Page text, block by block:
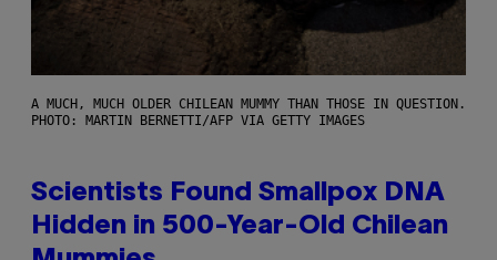
A MUCH, MUCH OLDER CHILEAN MUMMY THAN THOSE IN QUESTION.
PHOTO: MARTIN BERNETTI/AFP VIA GETTY IMAGES
Scientists Found Smallpox DNA
Hidden in 500-Year-Old Chilean